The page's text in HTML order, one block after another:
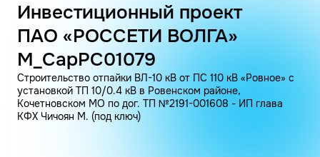
Инвестиционный проект
ПАО «РОССЕТИ ВОЛГА»
M_СарРС01079
Строительство отпайки ВЛ-10 кВ от ПС 110 кВ «Ровное» с
установкой ТП 10/0.4 кВ в Ровенском районе,
Кочетновском МО по дог. ТП №2191-001608 - ИП глава
КФХ Чичоян М. (под ключ)